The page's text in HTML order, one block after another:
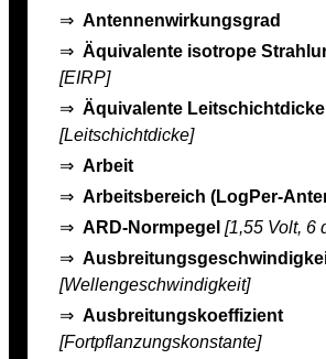
⇒ Antennenwirkungsgrad
⇒ Äquivalente isotrope
[EIRP]
⇒ Äquivalente Leitschichtdicke
[Leitschichtdicke]
⇒ Arbeit
⇒ Arbeitsbereich (LogPer-
⇒ ARD-Normpegel [1,55 Volt, 6
⇒
[Wellengeschwindigkeit]
⇒ Ausbreitungskoeffizient
[Fortpflanzungskonstante]